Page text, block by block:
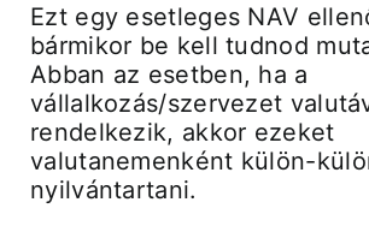
Ezt egy esetleges NAV
bármikor be kell tudnod
Abban az esetben, ha a
vállalkozás/szervezet
rendelkezik, akkor ezeket
valutanemenként külön-
nyilvántartani.